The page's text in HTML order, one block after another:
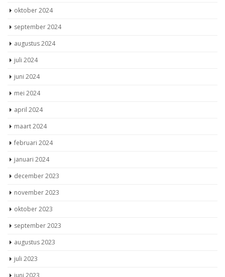
oktober 2024
september 2024
augustus 2024
juli 2024
juni 2024
mei 2024
april 2024
maart 2024
februari 2024
januari 2024
december 2023
november 2023
oktober 2023
september 2023
augustus 2023
juli 2023
juni 2023